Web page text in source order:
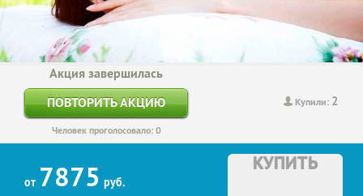
Купили: 2
Акция завершилась
ПОВТОРИТЬ АКЦИЮ
Человек проголосовало: 0
от 7875 руб.
КУПИТЬ